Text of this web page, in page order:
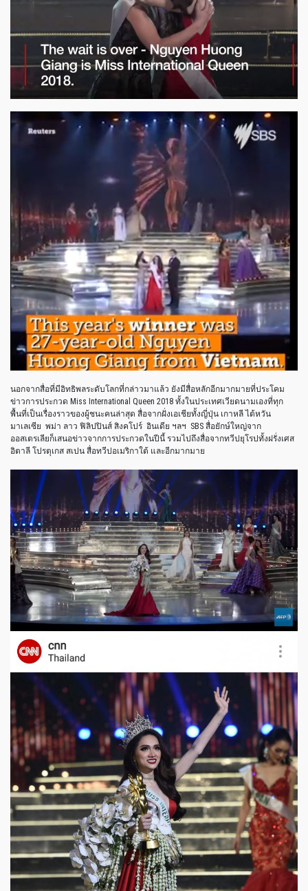
นอกจากสื่อที่มีอิทธิพลระดับโลกที่กล่าวมาแล้ว ยังมีสื่อหลักอีกมากมายที่ประโคม
ข่าวการประกวด Miss International Queen 2018 ทั้งในประเทศเวียดนามเองที่ทุก
พื้นที่เป็นเรื่องราวของผู้ชนะคนล่าสุด สื่อจากฝั่งเอเชียทั้งญี่ปุ่น เกาหลี ไต้หวัน
มาเลเซีย พม่า ลาว ฟิลิปปินส์ สิงคโปร์ อินเดีย ฯลฯ SBS สื่อยักษ์ใหญ่จาก
ออสเตรเลียก็เสนอข่าวจากการประกวดในปีนี้ รวมไปถึงสื่อจากทวีปยุโรปทั้งฝรั่งเศส
อิตาลี โปรตุเกส สเปน สื่อทวีปอเมริกาใต้ และอีกมากมาย